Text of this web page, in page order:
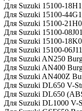
Для Suzuki 15100-
Для Suzuki 15100-
Для Suzuki 15100-
Для Suzuki 15100-08J01
Для Suzuki 15100-
Для Suzuki 15100-
Для Suzuki AN250
Для Suzuki AN400
Для Suzuki AN400Z
Для Suzuki DL650 V-
Для Suzuki DL650
Для Suzuki DL1000 V-